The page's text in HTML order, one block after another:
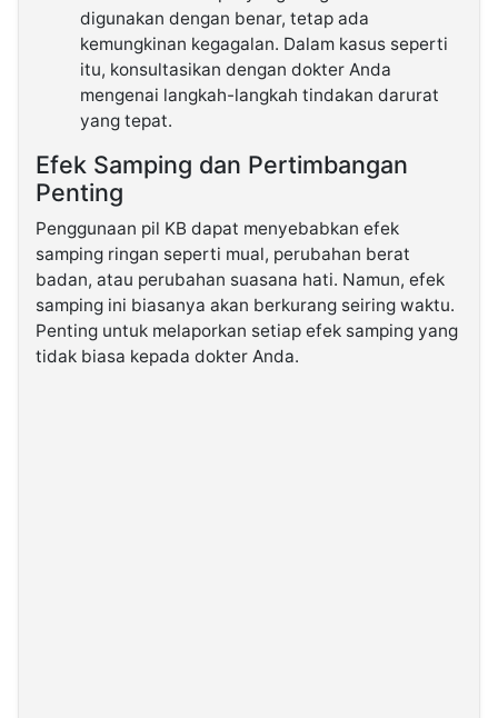
digunakan dengan benar, tetap ada
kemungkinan kegagalan. Dalam kasus seperti
itu, konsultasikan dengan dokter Anda
mengenai langkah-langkah tindakan darurat
yang tepat.
Efek Samping dan Pertimbangan
Penting
Penggunaan pil KB dapat menyebabkan efek
samping ringan seperti mual, perubahan berat
badan, atau perubahan suasana hati. Namun, efek
samping ini biasanya akan berkurang seiring waktu.
Penting untuk melaporkan setiap efek samping yang
tidak biasa kepada dokter Anda.